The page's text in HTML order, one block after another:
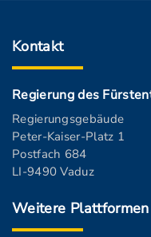
Kontakt
Regierung des
Regierungsgebäude
Peter-Kaiser-Platz 1
Postfach 684
LI-9490 Vaduz
Weitere Plattformen